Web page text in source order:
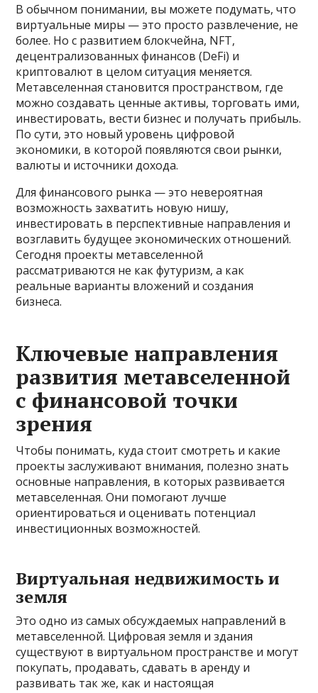
В обычном понимании, вы можете подумать, что
виртуальные миры — это просто развлечение, не
более. Но с развитием блокчейна, NFT,
децентрализованных финансов (DeFi) и
криптовалют в целом ситуация меняется.
Метавселенная становится пространством, где
можно создавать ценные активы, торговать ими,
инвестировать, вести бизнес и получать прибыль.
По сути, это новый уровень цифровой
экономики, в которой появляются свои рынки,
валюты и источники дохода.
Для финансового рынка — это невероятная
возможность захватить новую нишу,
инвестировать в перспективные направления и
возглавить будущее экономических отношений.
Сегодня проекты метавселенной
рассматриваются не как футуризм, а как
реальные варианты вложений и создания
бизнеса.
Ключевые направления
развития метавселенной
с финансовой точки
зрения
Чтобы понимать, куда стоит смотреть и какие
проекты заслуживают внимания, полезно знать
основные направления, в которых развивается
метавселенная. Они помогают лучше
ориентироваться и оценивать потенциал
инвестиционных возможностей.
Виртуальная недвижимость и
земля
Это одно из самых обсуждаемых направлений в
метавселенной. Цифровая земля и здания
существуют в виртуальном пространстве и могут
покупать, продавать, сдавать в аренду и
развивать так же, как и настоящая